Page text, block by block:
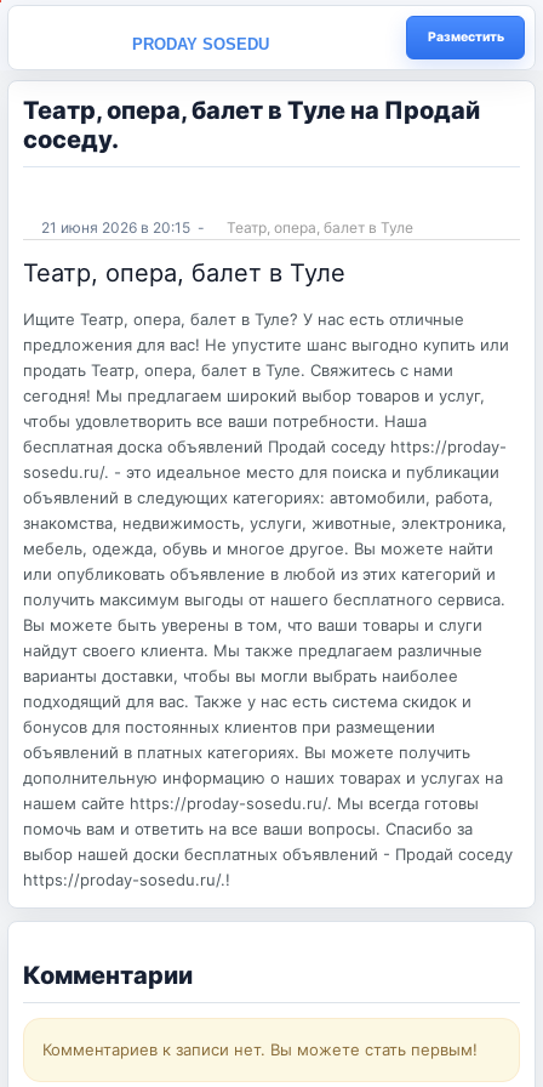
PRODAY SOSEDU Разместить
Театр, опера, балет в Туле на Продай
соседу.
21 июня 2026 в 20:15 - Театр, опера, балет в Туле
Театр, опера, балет в Туле
Ищите Театр, опера, балет в Туле? У нас есть отличные
предложения для вас! Не упустите шанс выгодно купить или
продать Театр, опера, балет в Туле. Свяжитесь с нами
сегодня! Мы предлагаем широкий выбор товаров и услуг,
чтобы удовлетворить все ваши потребности. Наша
бесплатная доска объявлений Продай соседу https://proday-
sosedu.ru/. - это идеальное место для поиска и публикации
объявлений в следующих категориях: автомобили, работа,
знакомства, недвижимость, услуги, животные, электроника,
мебель, одежда, обувь и многое другое. Вы можете найти
или опубликовать объявление в любой из этих категорий и
получить максимум выгоды от нашего бесплатного сервиса.
Вы можете быть уверены в том, что ваши товары и слуги
найдут своего клиента. Мы также предлагаем различные
варианты доставки, чтобы вы могли выбрать наиболее
подходящий для вас. Также у нас есть система скидок и
бонусов для постоянных клиентов при размещении
объявлений в платных категориях. Вы можете получить
дополнительную информацию о наших товарах и услугах на
нашем сайте https://proday-sosedu.ru/. Мы всегда готовы
помочь вам и ответить на все ваши вопросы. Спасибо за
выбор нашей доски бесплатных объявлений - Продай соседу
https://proday-sosedu.ru/.!
Комментарии
Комментариев к записи нет. Вы можете стать первым!